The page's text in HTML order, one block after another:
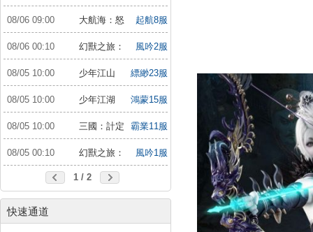
雲再起
08/06 09:00
大航海：怒
海遠征
起航8服
08/06 00:10
幻獸之旅：
新紀元
風吟2服
08/05 10:00 少年江山 縹緲23服
08/05 10:00
少年江湖
行：福利版
鴻蒙15服
08/05 10:00
三國：計定
山河
霸業11服
08/05 00:10
幻獸之旅：
新紀元
風吟1服
1 / 2
快速通道